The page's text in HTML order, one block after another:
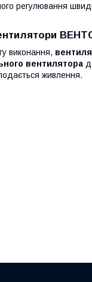
регулювання
виконання,
вентилятора
живлення.